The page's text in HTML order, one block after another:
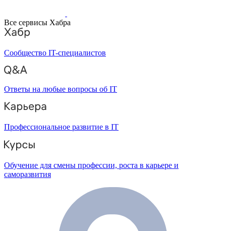
Все сервисы Хабра
Сообщество IT-специалистов
Ответы на любые вопросы об IT
Профессиональное развитие в IT
Обучение для смены профессии, роста в карьере и
саморазвития